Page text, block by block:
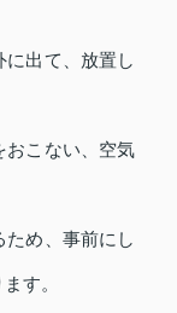
出て、放置し
おこない、空気
め、事前にし
す。